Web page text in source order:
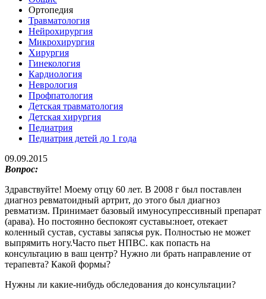
Ортопедия
Травматология
Нейрохирургия
Микрохирургия
Хирургия
Гинекология
Кардиология
Неврология
Профпатология
Детская травматология
Детская хирургия
Педиатрия
Педиатрия детей до 1 года
09.09.2015
Вопрос:
Здравствуйте! Моему отцу 60 лет. В 2008 г был поставлен
диагноз ревматоидный артрит, до этого был диагноз
ревматизм. Принимает базовый имуносупрессивный препарат
(арава). Но постоянно беспокоят суставы:ноет, отекает
коленный сустав, суставы запясья рук. Полностью не может
выпрямить ногу.Часто пьет НПВС. как попасть на
консультацию в ваш центр? Нужно ли брать направление от
терапевта? Какой формы?
Нужны ли какие-нибудь обследования до консультации?